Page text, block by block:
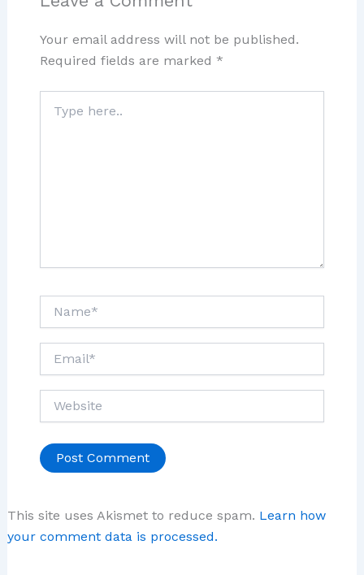
Your email address will not be published.
Required fields are marked *
here..
This site uses Akismet to reduce spam. Learn how
your comment data is processed.